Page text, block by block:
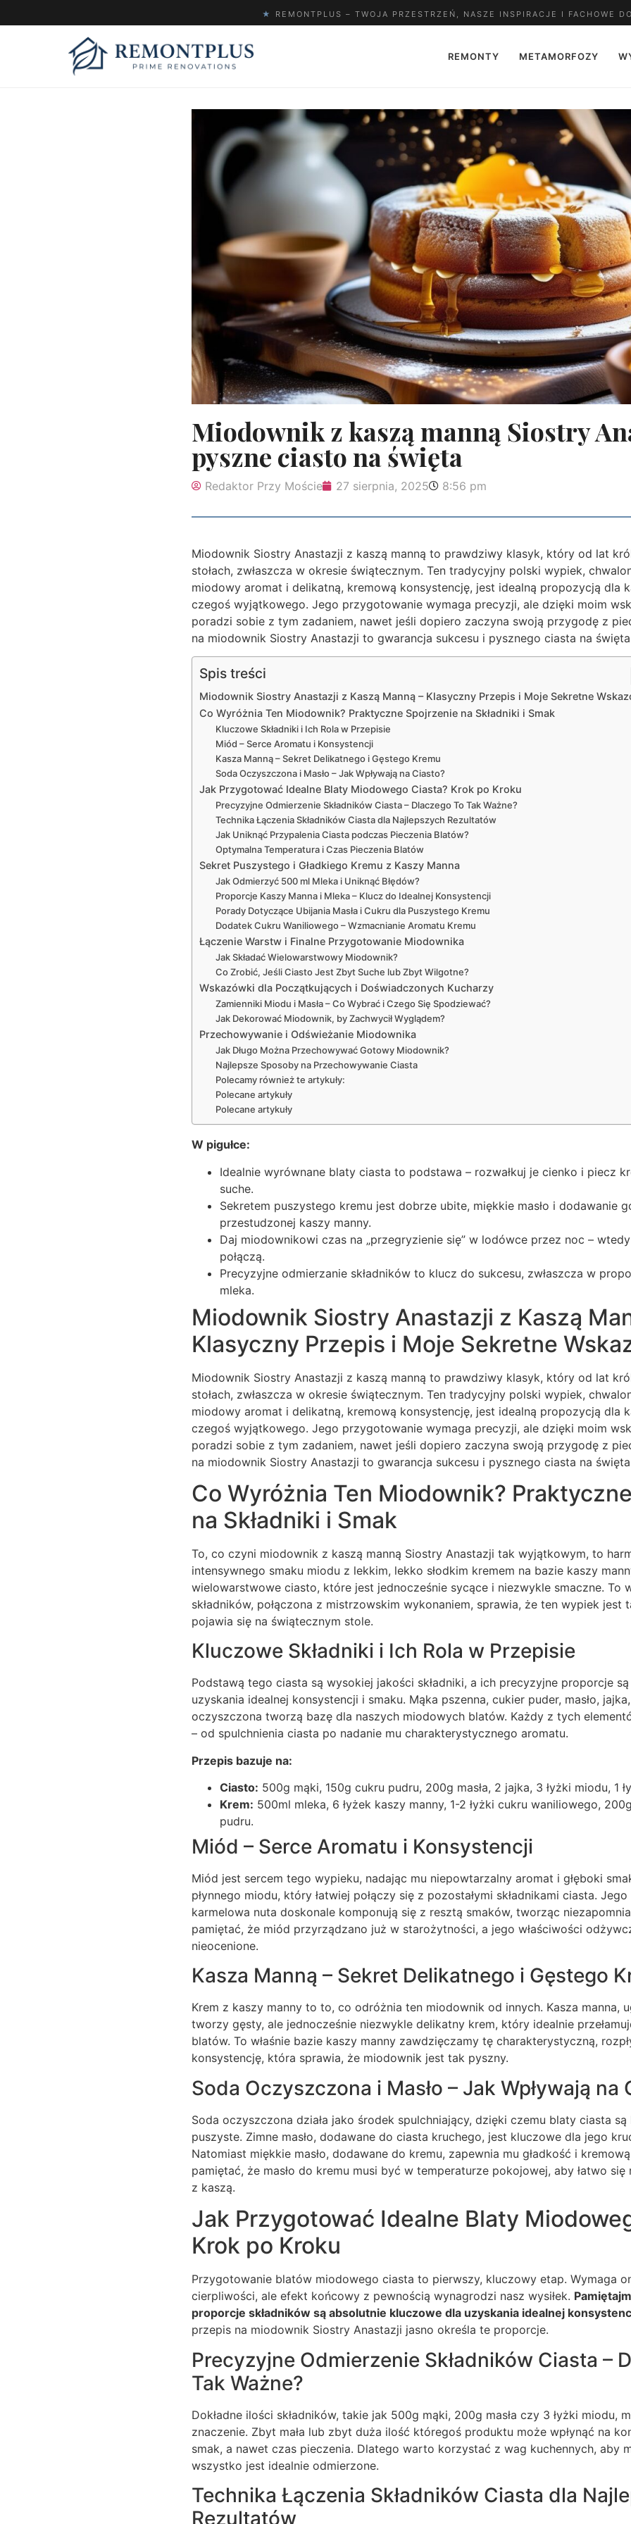
★ REMONTPLUS – TWOJA PRZESTRZEŃ, NASZE INSPIRACJE I FACHOWE
REMONTY METAMORFOZY
Miodownik z kaszą manną Siostry
pyszne ciasto na święta
Redaktor Przy Moście 27 sierpnia, 2025 8:56 pm
Miodownik Siostry Anastazji z kaszą manną to prawdziwy klasyk, który od lat
stołach, zwłaszcza w okresie świątecznym. Ten tradycyjny polski wypiek,
miodowy aromat i delikatną, kremową konsystencję, jest idealną propozycją dla
czegoś wyjątkowego. Jego przygotowanie wymaga precyzji, ale dzięki moim
poradzi sobie z tym zadaniem, nawet jeśli dopiero zaczyna swoją przygodę z
na miodownik Siostry Anastazji to gwarancja sukcesu i pysznego ciasta na
Spis treści
Miodownik Siostry Anastazji z Kaszą Manną – Klasyczny Przepis i Moje Sekretne
Co Wyróżnia Ten Miodownik? Praktyczne Spojrzenie na Składniki i Smak
Kluczowe Składniki i Ich Rola w Przepisie
Miód – Serce Aromatu i Konsystencji
Kasza Manną – Sekret Delikatnego i Gęstego Kremu
Soda Oczyszczona i Masło – Jak Wpływają na Ciasto?
Jak Przygotować Idealne Blaty Miodowego Ciasta? Krok po Kroku
Precyzyjne Odmierzenie Składników Ciasta – Dlaczego To Tak Ważne?
Technika Łączenia Składników Ciasta dla Najlepszych Rezultatów
Jak Uniknąć Przypalenia Ciasta podczas Pieczenia Blatów?
Optymalna Temperatura i Czas Pieczenia Blatów
Sekret Puszystego i Gładkiego Kremu z Kaszy Manna
Jak Odmierzyć 500 ml Mleka i Uniknąć Błędów?
Proporcje Kaszy Manna i Mleka – Klucz do Idealnej Konsystencji
Porady Dotyczące Ubijania Masła i Cukru dla Puszystego Kremu
Dodatek Cukru Waniliowego – Wzmacnianie Aromatu Kremu
Łączenie Warstw i Finalne Przygotowanie Miodownika
Jak Składać Wielowarstwowy Miodownik?
Co Zrobić, Jeśli Ciasto Jest Zbyt Suche lub Zbyt Wilgotne?
Wskazówki dla Początkujących i Doświadczonych Kucharzy
Zamienniki Miodu i Masła – Co Wybrać i Czego Się Spodziewać?
Jak Dekorować Miodownik, by Zachwycił Wyglądem?
Przechowywanie i Odświeżanie Miodownika
Jak Długo Można Przechowywać Gotowy Miodownik?
Najlepsze Sposoby na Przechowywanie Ciasta
Polecamy również te artykuły:
Polecane artykuły
Polecane artykuły
W pigułce:
Idealnie wyrównane blaty ciasta to podstawa – rozwałkuj je cienko i piecz
suche.
Sekretem puszystego kremu jest dobrze ubite, miękkie masło i dodawanie
przestudzonej kaszy manny.
Daj miodownikowi czas na „przegryzienie się” w lodówce przez noc –
połączą.
Precyzyjne odmierzanie składników to klucz do sukcesu, zwłaszcza w
mleka.
Miodownik Siostry Anastazji z Kaszą
Klasyczny Przepis i Moje Sekretne
Miodownik Siostry Anastazji z kaszą manną to prawdziwy klasyk, który od lat
stołach, zwłaszcza w okresie świątecznym. Ten tradycyjny polski wypiek,
miodowy aromat i delikatną, kremową konsystencję, jest idealną propozycją dla
czegoś wyjątkowego. Jego przygotowanie wymaga precyzji, ale dzięki moim
poradzi sobie z tym zadaniem, nawet jeśli dopiero zaczyna swoją przygodę z
na miodownik Siostry Anastazji to gwarancja sukcesu i pysznego ciasta na
Co Wyróżnia Ten Miodownik?
na Składniki i Smak
To, co czyni miodownik z kaszą manną Siostry Anastazji tak wyjątkowym, to
intensywnego smaku miodu z lekkim, lekko słodkim kremem na bazie kaszy
wielowarstwowe ciasto, które jest jednocześnie sycące i niezwykle smaczne. To
składników, połączona z mistrzowskim wykonaniem, sprawia, że ten wypiek jest
pojawia się na świątecznym stole.
Kluczowe Składniki i Ich Rola w Przepisie
Podstawą tego ciasta są wysokiej jakości składniki, a ich precyzyjne proporcje
uzyskania idealnej konsystencji i smaku. Mąka pszenna, cukier puder, masło,
oczyszczona tworzą bazę dla naszych miodowych blatów. Każdy z tych
– od spulchnienia ciasta po nadanie mu charakterystycznego aromatu.
Przepis bazuje na:
Ciasto: 500g mąki, 150g cukru pudru, 200g masła, 2 jajka, 3 łyżki miodu, 1
Krem: 500ml mleka, 6 łyżek kaszy manny, 1-2 łyżki cukru waniliowego,
pudru.
Miód – Serce Aromatu i Konsystencji
Miód jest sercem tego wypieku, nadając mu niepowtarzalny aromat i głęboki
płynnego miodu, który łatwiej połączy się z pozostałymi składnikami ciasta.
karmelowa nuta doskonale komponują się z resztą smaków, tworząc
pamiętać, że miód przyrządzano już w starożytności, a jego właściwości
nieocenione.
Kasza Manną – Sekret Delikatnego i Gęstego
Krem z kaszy manny to to, co odróżnia ten miodownik od innych. Kasza manna,
tworzy gęsty, ale jednocześnie niezwykle delikatny krem, który idealnie
blatów. To właśnie bazie kaszy manny zawdzięczamy tę charakterystyczną,
konsystencję, która sprawia, że miodownik jest tak pyszny.
Soda Oczyszczona i Masło – Jak Wpływają na
Soda oczyszczona działa jako środek spulchniający, dzięki czemu blaty ciasta
puszyste. Zimne masło, dodawane do ciasta kruchego, jest kluczowe dla jego
Natomiast miękkie masło, dodawane do kremu, zapewnia mu gładkość i
pamiętać, że masło do kremu musi być w temperaturze pokojowej, aby łatwo się
z kaszą.
Jak Przygotować Idealne Blaty
Krok po Kroku
Przygotowanie blatów miodowego ciasta to pierwszy, kluczowy etap. Wymaga
cierpliwości, ale efekt końcowy z pewnością wynagrodzi nasz wysiłek.
proporcje składników są absolutnie kluczowe dla uzyskania idealnej
przepis na miodownik Siostry Anastazji jasno określa te proporcje.
Precyzyjne Odmierzenie Składników Ciasta –
Tak Ważne?
Dokładne ilości składników, takie jak 500g mąki, 200g masła czy 3 łyżki miodu,
znaczenie. Zbyt mała lub zbyt duża ilość któregoś produktu może wpłynąć na
smak, a nawet czas pieczenia. Dlatego warto korzystać z wag kuchennych, aby
wszystko jest idealnie odmierzone.
Technika Łączenia Składników Ciasta dla
Rezultatów